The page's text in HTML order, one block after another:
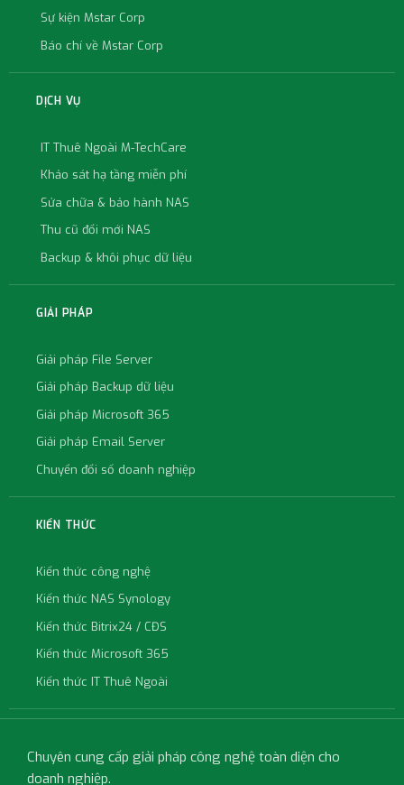
Sự kiện Mstar Corp
Báo chí về Mstar Corp
DỊCH VỤ
IT Thuê Ngoài M-TechCare
Khảo sát hạ tầng miễn phí
Sửa chữa & bảo hành NAS
Thu cũ đổi mới NAS
Backup & khôi phục dữ liệu
GIẢI PHÁP
Giải pháp File Server
Giải pháp Backup dữ liệu
Giải pháp Microsoft 365
Giải pháp Email Server
Chuyển đổi số doanh nghiệp
KIẾN THỨC
Kiến thức công nghệ
Kiến thức NAS Synology
Kiến thức Bitrix24 / CĐS
Kiến thức Microsoft 365
Kiến thức IT Thuê Ngoài
Chuyên cung cấp giải pháp công nghệ toàn diện cho
doanh nghiệp.